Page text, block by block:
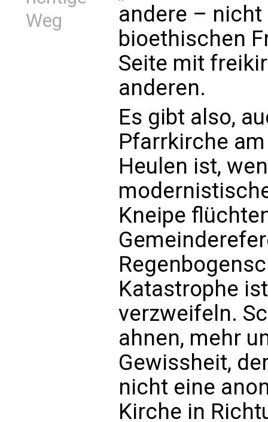
Weg
andere –
bioethischen
Seite mit
anderen.
Es gibt also,
Pfarrkirche
Heulen ist,
Kneipe
Katastrophe
verzweifeln.
ahnen, mehr
Gewissheit,
nicht eine
Kirche in